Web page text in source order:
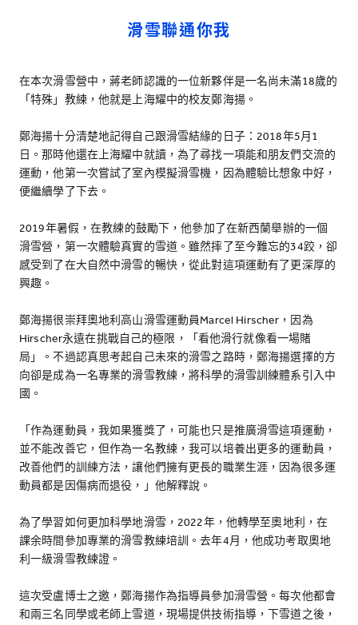
滑雪聯通你我
在本次滑雪營中，蔣老師認識的一位新夥伴是一名尚未滿18歲的
「特殊」教練，他就是上海耀中的校友鄭海揚。
鄭海揚十分清楚地記得自己跟滑雪結緣的日子：2018年5月1
日。那時他還在上海耀中就讀，為了尋找一項能和朋友們交流的
運動，他第一次嘗試了室內模擬滑雪機，因為體驗比想象中好，
便繼續學了下去。
2019年暑假，在教練的鼓勵下，他參加了在新西蘭舉辦的一個
滑雪營，第一次體驗真實的雪道。雖然摔了至今難忘的34跤，卻
感受到了在大自然中滑雪的暢快，從此對這項運動有了更深厚的
興趣。
鄭海揚很崇拜奧地利高山滑雪運動員Marcel Hirscher，因為
Hirscher永遠在挑戰自己的極限，「看他滑行就像看一場賭
局」。不過認真思考起自己未來的滑雪之路時，鄭海揚選擇的方
向卻是成為一名專業的滑雪教練，將科學的滑雪訓練體系引入中
國。
「作為運動員，我如果獲獎了，可能也只是推廣滑雪這項運動，
並不能改善它，但作為一名教練，我可以培養出更多的運動員，
改善他們的訓練方法，讓他們擁有更長的職業生涯，因為很多運
動員都是因傷病而退役，」他解釋說。
為了學習如何更加科學地滑雪，2022年，他轉學至奧地利，在
課余時間參加專業的滑雪教練培訓。去年4月，他成功考取奧地
利一級滑雪教練證。
這次受盧博士之邀，鄭海揚作為指導員參加滑雪營。每次他都會
和兩三名同學或老師上雪道，現場提供技術指導，下雪道之後，